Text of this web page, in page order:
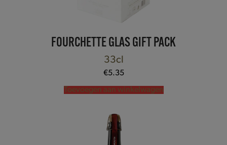
FOURCHETTE GLAS GIFT PACK
33cl
€5.35
Toevoegen aan winkelwagen